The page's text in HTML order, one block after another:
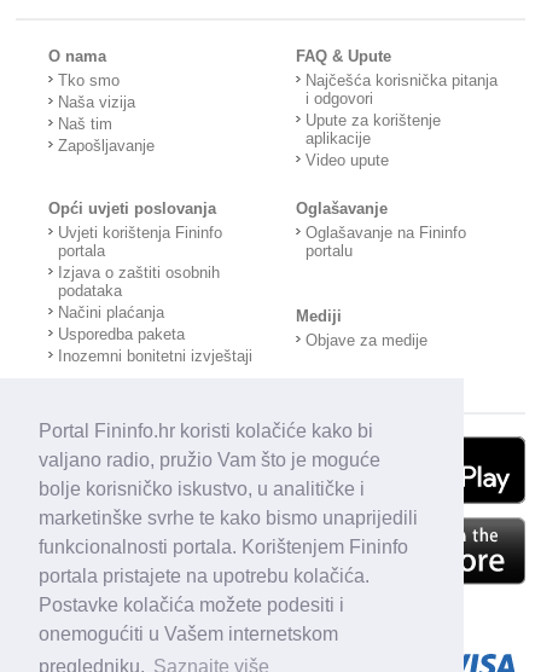
Portal Fininfo.hr koristi kolačiće kako bi
valjano radio, pružio Vam što je moguće
bolje korisničko iskustvo, u analitičke i
marketinške svrhe te kako bismo unaprijedili
funkcionalnosti portala. Korištenjem Fininfo
portala pristajete na upotrebu kolačića.
Postavke kolačića možete podesiti i
onemogućiti u Vašem internetskom
pregledniku. Saznajte više
O nama
Tko smo
Naša vizija
Naš tim
Zapošljavanje
FAQ & Upute
Najčešća korisnička pitanja
i odgovori
Upute za korištenje
aplikacije
Video upute
Opći uvjeti poslovanja
Uvjeti korištenja Fininfo
portala
Izjava o zaštiti osobnih
podataka
Načini plaćanja
Usporedba paketa
Inozemni bonitetni izvještaji
Oglašavanje
Oglašavanje na Fininfo
portalu
Mediji
Objave za medije